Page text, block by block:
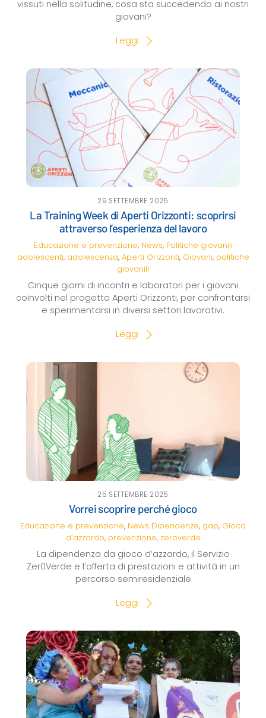
vissuti nella solitudine, cosa sta succedendo ai nostri
giovani?
Leggi
29 SETTEMBRE 2025
La Training Week di Aperti Orizzonti: scoprirsi
attraverso l’esperienza del lavoro
Educazione e prevenzione, News, Politiche giovanili
adolescenti, adolescenza, Aperti Orizzonti, Giovani, politiche
giovanili
Cinque giorni di incontri e laboratori per i giovani
coinvolti nel progetto Aperti Orizzonti, per confrontarsi
e sperimentarsi in diversi settori lavorativi.
Leggi
25 SETTEMBRE 2025
Vorrei scoprire perché gioco
Educazione e prevenzione, News Dipendenze, gap, Gioco
d'azzardo, prevenzione, zeroverde
La dipendenza da gioco d’azzardo, il Servizio
Zer0Verde e l’offerta di prestazioni e attività in un
percorso semiresidenziale
Leggi